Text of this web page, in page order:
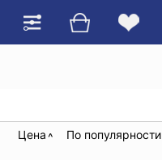
Цена По популярности